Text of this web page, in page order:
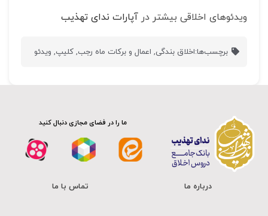
ویدئوهای اخلاقی بیشتر در آپارات ندای تهذیب
برچسب‌ها:اخلاق بندگی, اعمال و برکات ماه رجب,کلیپ, ویدئو
ما را در فضای مجازی دنبال کنید
درباره ما تماس با ما